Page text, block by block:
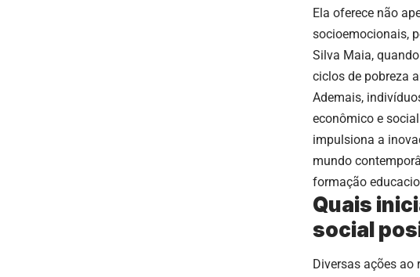
Ela oferece não
socioemocionais,
Silva Maia,
ciclos de pobreza
Ademais,
econômico e
impulsiona a
mundo
formação
Quais
social
Diversas ações ao